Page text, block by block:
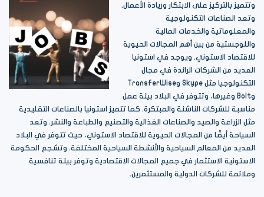
وتتميز بالتركيز على الابتكار وريادة الأعمال.
وتعد الصناعات التكنولوجية
والمعلوماتية والخدمات المالية
واللوجستية من بين أهم المجالات الحيوية
للاقتصاد الاستوني. ويوجد في استونيا
العديد من الشركات الرائدة في مجال
التكنولوجيا مثل Skype وTransferWise
وBolt وغيرها، وتتوفر في البلاد بيئة عمل
مناسبة للشركات الناشئة والمبتكرة. كما تتميز استونيا بالصناعات التقليدية
مثل الزراعة والصيد والصناعات الغذائية والتصنيع والطباعة والنشر. وتعد
السياحة أيضًا من المجالات الحيوية للاقتصاد الاستوني، حيث تتوفر في البلاد
العديد من المعالم السياحية والأنشطة السياحية المختلفة. وتشجع الحكومة
الاستونية الاستثمار في جميع المجالات الاقتصادية وتوفر بيئة تنافسية
وملائمة للشركات الدولية والمستثمرين.